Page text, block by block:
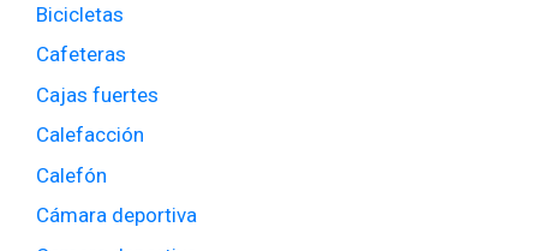
Bicicletas
Cafeteras
Cajas fuertes
Calefacción
Calefón
Cámara deportiva